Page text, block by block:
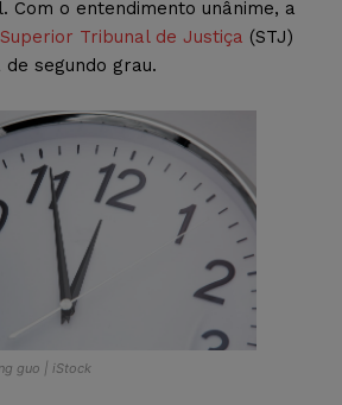
Com o entendimento unânime, a
Superior Tribunal de Justiça (STJ)
segundo grau.
guo | iStock